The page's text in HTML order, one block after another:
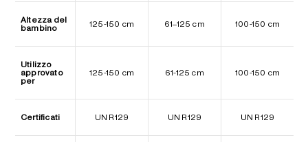
Altezza del
bambino
125-150 cm 61–125 cm 100-150 cm
Utilizzo
approvato
per
125-150 cm 61-125 cm 100-150 cm
Certificati UN R129 UN R129 UN R129